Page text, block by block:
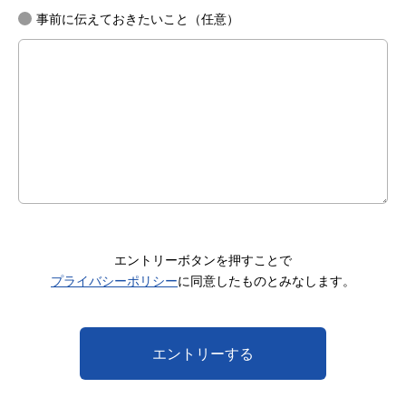
事前に伝えておきたいこと（任意）
エントリーボタンを押すことで
プライバシーポリシーに同意したものとみなします。
エントリーする